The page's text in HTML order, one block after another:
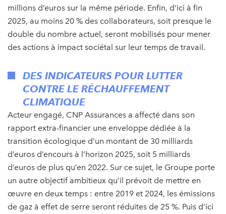
millions d’euros sur la même période. Enfin, d’ici à fin
2025, au moins 20 % des collaborateurs, soit presque le
double du nombre actuel, seront mobilisés pour mener
des actions à impact sociétal sur leur temps de travail.
DES INDICATEURS POUR LUTTER
CONTRE LE RÉCHAUFFEMENT
CLIMATIQUE
Acteur engagé, CNP Assurances a affecté dans son
rapport extra-financier une enveloppe dédiée à la
transition écologique d’un montant de 30 milliards
d’euros d’encours à l’horizon 2025, soit 5 milliards
d’euros de plus qu’en 2022. Sur ce sujet, le Groupe porte
un autre objectif ambitieux qu’il prévoit de mettre en
œuvre en deux temps : entre 2019 et 2024, les émissions
de gaz à effet de serre seront réduites de 25 %. Puis d’ici